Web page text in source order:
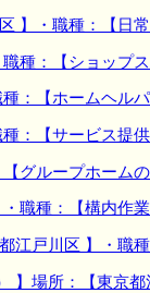
】・職種：【日常
種：【ショップス
：【ホームヘルパ
：【サービス提供
グループホームの
職種：【構内作業
戸川区 】・職種
場所：【東京